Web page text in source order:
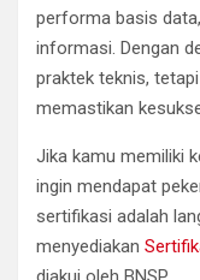
performa basis
informasi. Dengan
praktek teknis,
memastikan
Jika kamu memiliki
ingin mendapat
sertifikasi adalah
menyediakan